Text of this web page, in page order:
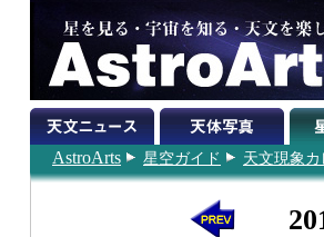
AstroArts 星空ガイド 天文現象